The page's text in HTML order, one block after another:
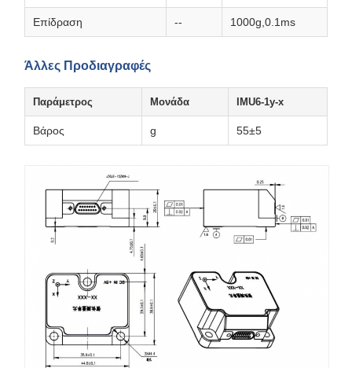
Επίδραση -- 1000g,0.1ms
Άλλες Προδιαγραφές
Παράμετρος Μονάδα IMU6-1y-x
Βάρος g 55±5